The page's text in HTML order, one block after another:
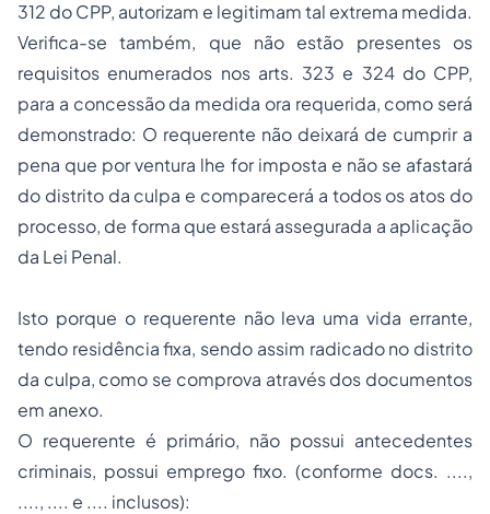
312 do CPP, autorizam e legitimam tal extrema medida.
Verifica-se também, que não estão presentes os
requisitos enumerados nos arts. 323 e 324 do CPP,
para a concessão da medida ora requerida, como será
demonstrado: O requerente não deixará de cumprir a
pena que por ventura lhe for imposta e não se afastará
do distrito da culpa e comparecerá a todos os atos do
processo, de forma que estará assegurada a aplicação
da Lei Penal.
Isto porque o requerente não leva uma vida errante,
tendo residência fixa, sendo assim radicado no distrito
da culpa, como se comprova através dos documentos
em anexo.
O requerente é primário, não possui antecedentes
criminais, possui emprego fixo. (conforme docs. ....,
...., .... e .... inclusos):